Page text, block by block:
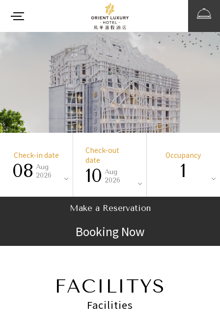
Check-in date
08 Aug
2026
Check-out
date
10 Aug
2026
Occupancy
1
Make a Reservation
Booking Now
FACILITYS
Facilities